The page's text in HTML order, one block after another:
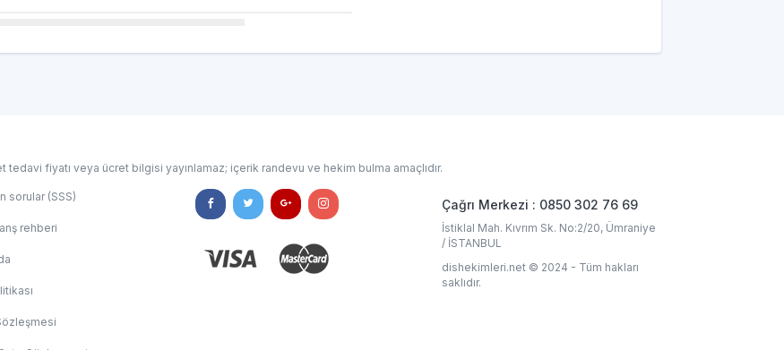
tedavi fiyatı veya ücret bilgisi yayınlamaz; içerik randevu ve hekim bulma amaçlıdır.
sorular (SSS)
rehberi
Çağrı Merkezi : 0850 302 76 69
İstiklal Mah. Kıvrım Sk. No:2/20, Ümraniye
/ İSTANBUL
dishekimleri.net © 2024 - Tüm hakları
saklıdır.